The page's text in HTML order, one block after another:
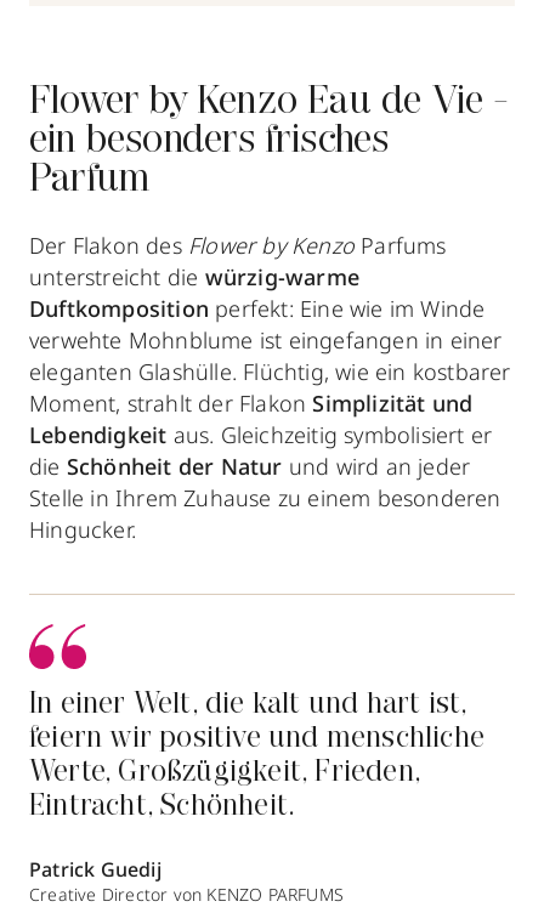
Flower by Kenzo Eau de Vie -
ein besonders frisches
Parfum
Der Flakon des Flower by Kenzo Parfums
unterstreicht die würzig-warme
Duftkomposition perfekt: Eine wie im Winde
verwehte Mohnblume ist eingefangen in einer
eleganten Glashülle. Flüchtig, wie ein kostbarer
Moment, strahlt der Flakon Simplizität und
Lebendigkeit aus. Gleichzeitig symbolisiert er
die Schönheit der Natur und wird an jeder
Stelle in Ihrem Zuhause zu einem besonderen
Hingucker.
In einer Welt, die kalt und hart ist,
feiern wir positive und menschliche
Werte, Großzügigkeit, Frieden,
Eintracht, Schönheit.
Patrick Guedij
Creative Director von KENZO PARFUMS